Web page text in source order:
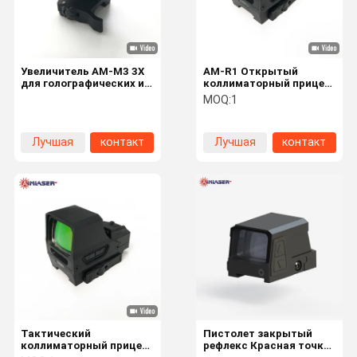
Продукты
AM-R1 Открытый
коллиматорный прицел
Red Dot
MOQ:1
Лучшая
контакт
Увеличитель AM-M3 3X
для голографических и
Лучшая
контакт
Пистолет закрытый
рефлекс Красная точка
Тактический
коллиматорный прицел